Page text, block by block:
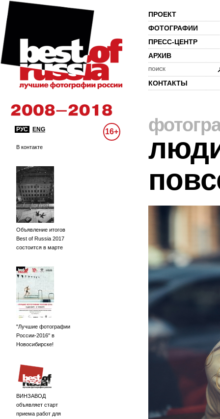
ПРОЕКТ
ФОТОГРАФИИ
ПРЕСС-ЦЕНТР
АРХИВ
ПОИСК
КОНТАКТЫ
РУС ENG 16+
В контакте
Объявление итогов
Best of Russia 2017
состоится в марте
"Лучшие фотографии
России-2016" в
Новосибирске!
ВИНЗАВОД
объявляет старт
приема работ для